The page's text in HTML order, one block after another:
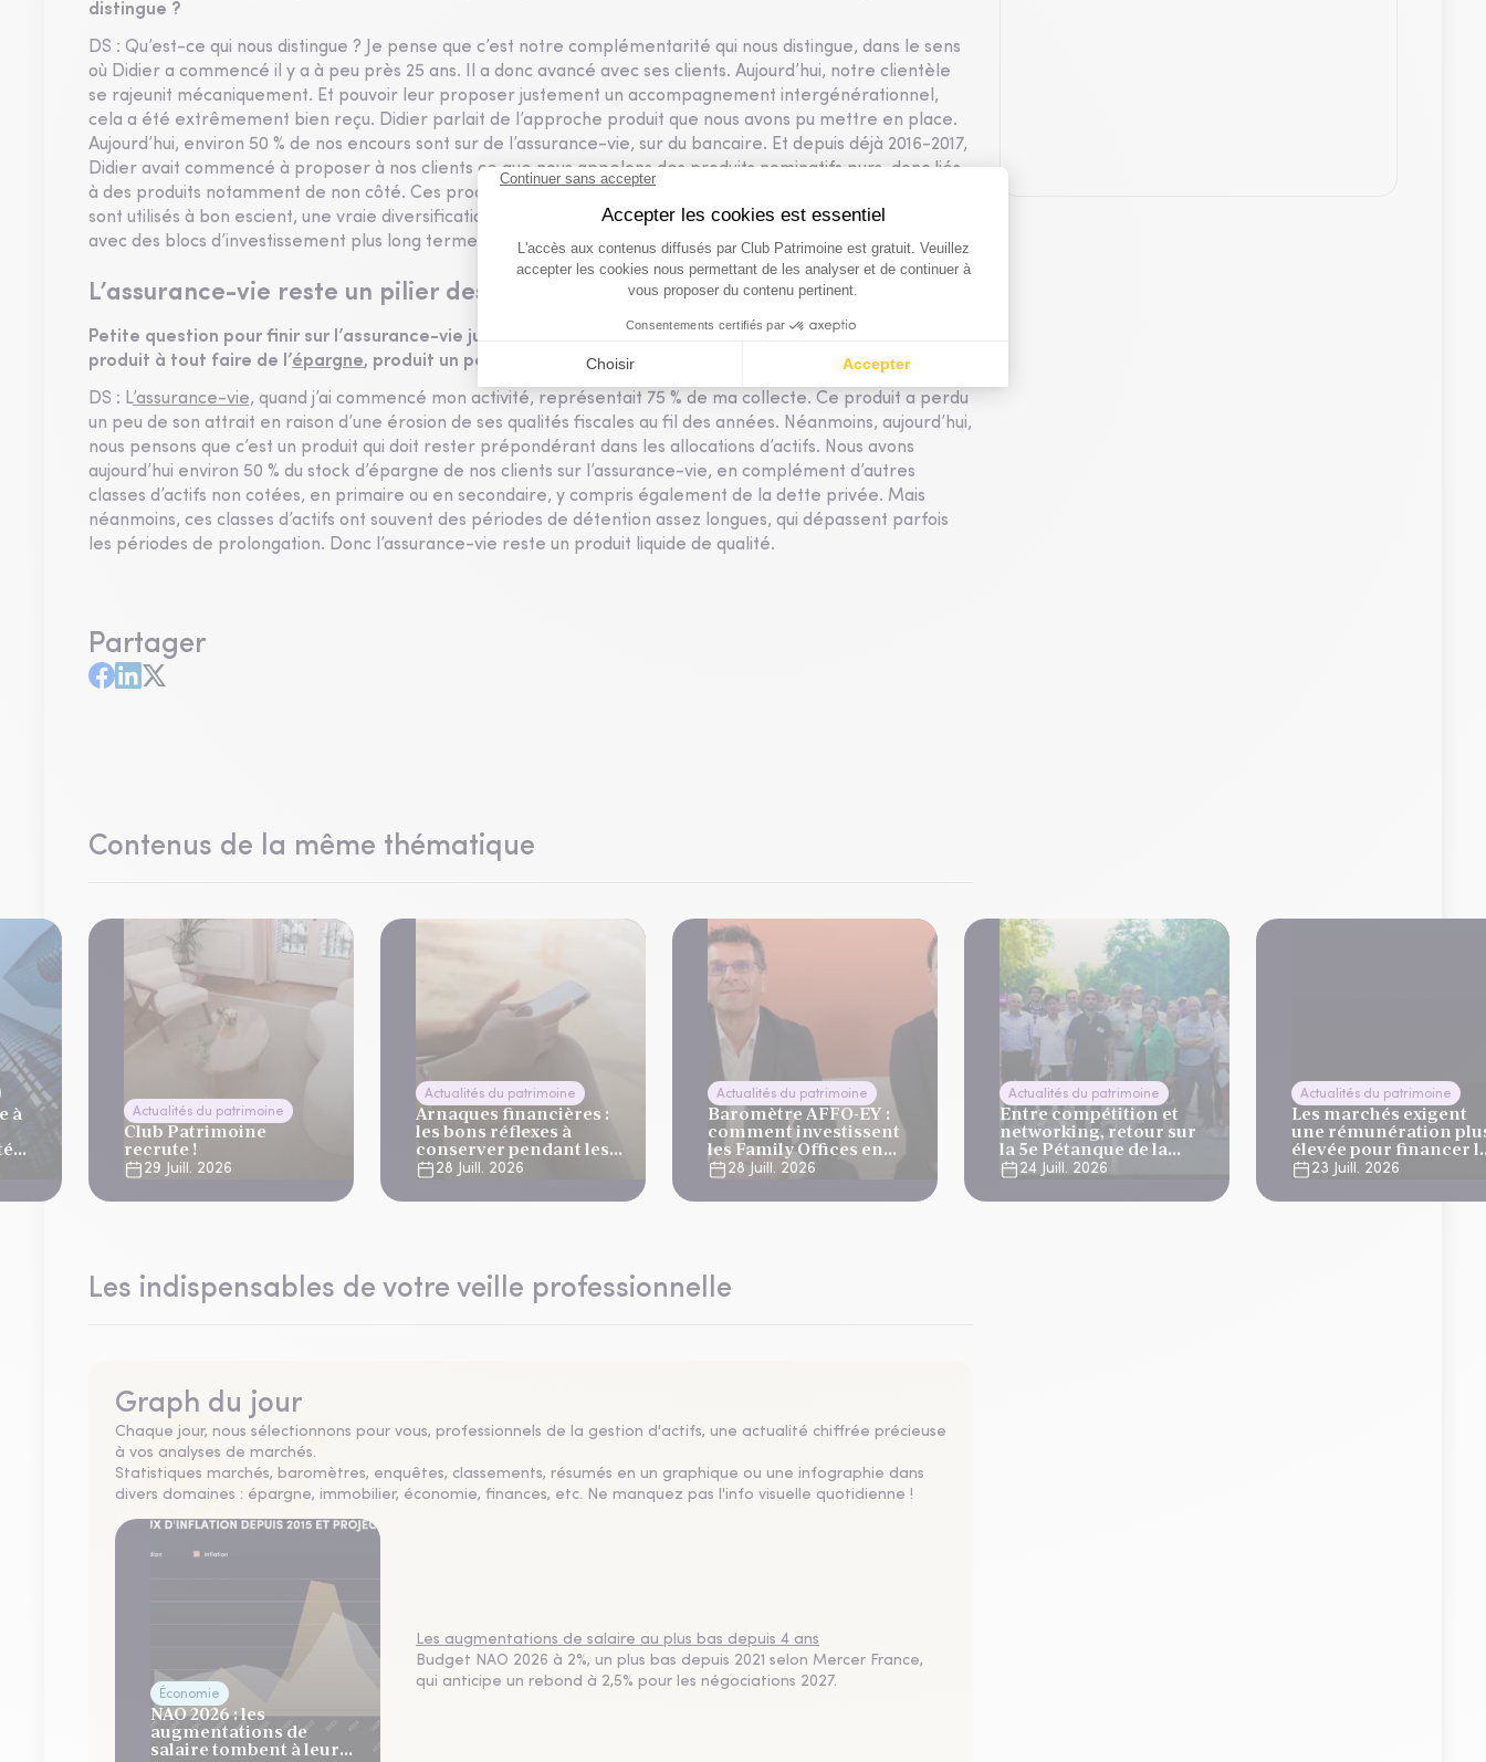
distingue ?
DS : Qu’est-ce qui nous distingue ? Je pense que c’est notre complémentarité qui nous distingue, dans le sens
où Didier a commencé il y a à peu près 25 ans. Il a donc avancé avec ses clients. Aujourd’hui, notre clientèle
se rajeunit mécaniquement. Et pouvoir leur proposer justement un accompagnement intergénérationnel,
cela a été extrêmement bien reçu. Didier parlait de l’approche produit que nous avons pu mettre en place.
Aujourd’hui, environ 50 % de nos encours sont sur de l’assurance-vie, sur du bancaire. Et depuis déjà 2016-2017,
Didier avait commencé à proposer à nos clients ce que nous appelons des produits nominatifs purs, donc liés
à des produits notamment de non côté. Ces produits, notamment par leur illiquidité, peuvent apporter, s’ils
sont utilisés à bon escient, une vraie diversification dans les allocations de nos clients. Et créer un équilibre
avec des blocs d’investissement plus long terme où la performance est vraiment décorrélée.
L’assurance-vie reste un pilier des allocations d’actifs
Petite question pour finir sur l’assurance-vie justement, qui a longtemps été considérée comme le
produit à tout faire de l’épargne, produit un peu miracle. Est-ce toujours le cas aujourd’hui selon vous ?
DS : L’assurance-vie, quand j’ai commencé mon activité, représentait 75 % de ma collecte. Ce produit a perdu
un peu de son attrait en raison d’une érosion de ses qualités fiscales au fil des années. Néanmoins, aujourd’hui,
nous pensons que c’est un produit qui doit rester prépondérant dans les allocations d’actifs. Nous avons
aujourd’hui environ 50 % du stock d’épargne de nos clients sur l’assurance-vie, en complément d’autres
classes d’actifs non cotées, en primaire ou en secondaire, y compris également de la dette privée. Mais
néanmoins, ces classes d’actifs ont souvent des périodes de détention assez longues, qui dépassent parfois
les périodes de prolongation. Donc l’assurance-vie reste un produit liquide de qualité.
Partager
Contenus de la même thématique
à
Actualités du patrimoine
Club Patrimoine
recrute !
29 Juill. 2026
Actualités du patrimoine
Arnaques financières :
les bons réflexes à
conserver pendant les
vacances
28 Juill. 2026
Actualités du patrimoine
Baromètre AFFO-EY :
comment investissent
les Family Offices en
2026 ?
28 Juill. 2026
Actualités du patrimoine
Entre compétition et
networking, retour sur
la 5e Pétanque de la
Finance
24 Juill. 2026
Actualités du patrimoine
Les marchés exigent
une rémunération
élevée pour financer
dette française
23 Juill. 2026
Les indispensables de votre veille professionnelle
Graph du jour
Chaque jour, nous sélectionnons pour vous, professionnels de la gestion d'actifs, une actualité chiffrée précieuse
à vos analyses de marchés.
Statistiques marchés, baromètres, enquêtes, classements, résumés en un graphique ou une infographie dans
divers domaines : épargne, immobilier, économie, finances, etc. Ne manquez pas l'info visuelle quotidienne !
Économie
NAO 2026 : les
augmentations de
salaire tombent à leur
Les augmentations de salaire au plus bas depuis 4 ans
Budget NAO 2026 à 2%, un plus bas depuis 2021 selon Mercer France,
qui anticipe un rebond à 2,5% pour les négociations 2027.